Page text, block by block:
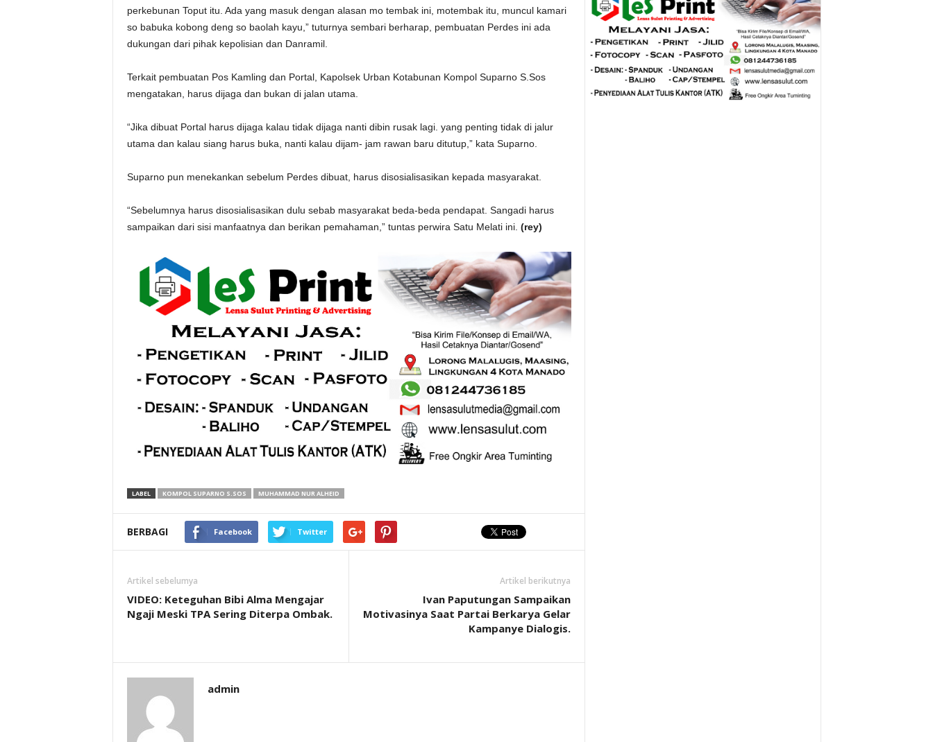
perkebunan Toput itu. Ada yang masuk dengan alasan mo tembak ini, motembak itu, muncul kamari
so babuka kobong deng so baolah kayu,” tuturnya sembari berharap, pembuatan Perdes ini ada
dukungan dari pihak kepolisian dan Danramil.
Terkait pembuatan Pos Kamling dan Portal, Kapolsek Urban Kotabunan Kompol Suparno S.Sos
mengatakan, harus dijaga dan bukan di jalan utama.
“Jika dibuat Portal harus dijaga kalau tidak dijaga nanti dibin rusak lagi. yang penting tidak di jalur
utama dan kalau siang harus buka, nanti kalau dijam- jam rawan baru ditutup,” kata Suparno.
Suparno pun menekankan sebelum Perdes dibuat, harus disosialisasikan kepada masyarakat.
“Sebelumnya harus disosialisasikan dulu sebab masyarakat beda-beda pendapat. Sangadi harus
sampaikan dari sisi manfaatnya dan berikan pemahaman,” tuntas perwira Satu Melati ini. (rey)
LABEL KOMPOL SUPARNO S.SOS MUHAMMAD NUR ALHEID
BERBAGI Facebook Twitter
Artikel sebelumya
VIDEO: Keteguhan Bibi Alma Mengajar
Ngaji Meski TPA Sering Diterpa Ombak.
Artikel berikutnya
Ivan Paputungan Sampaikan
Motivasinya Saat Partai Berkarya Gelar
Kampanye Dialogis.
admin